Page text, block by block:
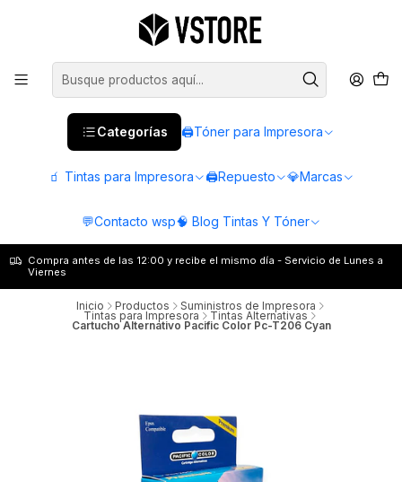
Categorías 🖨️Tóner para Impresora
🧃 Tintas para Impresora 🖨️Repuesto 💎Marcas
💬Contacto wsp🧠 Blog Tintas Y Tóner
Compra antes de las 12:00 y recibe el mismo día - Servicio de Lunes a
Viernes
Inicio Productos Suministros de Impresora
Tintas para Impresora Tintas Alternativas
Cartucho Alternativo Pacific Color Pc-T206 Cyan